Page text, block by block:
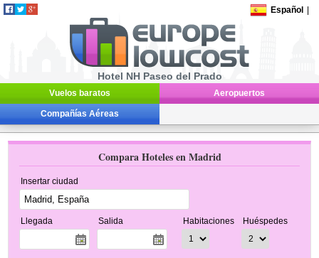
Español
Hotel NH Paseo del Prado
Vuelos baratos Aeropuertos
Compañías Aéreas
Compara Hoteles en Madrid
Insertar ciudad
Llegada Salida Habitaciones Huéspedes